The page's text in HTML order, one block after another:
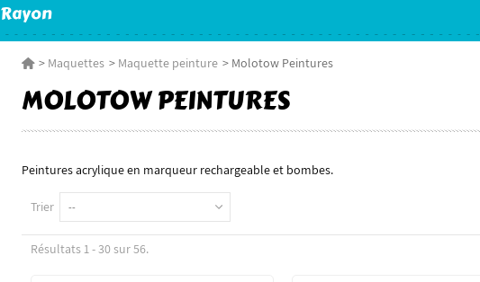
Rayon
> Maquettes > Maquette peinture > Molotow Peintures
MOLOTOW PEINTURES
Peintures acrylique en marqueur rechargeable et bombes.
Trier --
Résultats 1 - 30 sur 56.